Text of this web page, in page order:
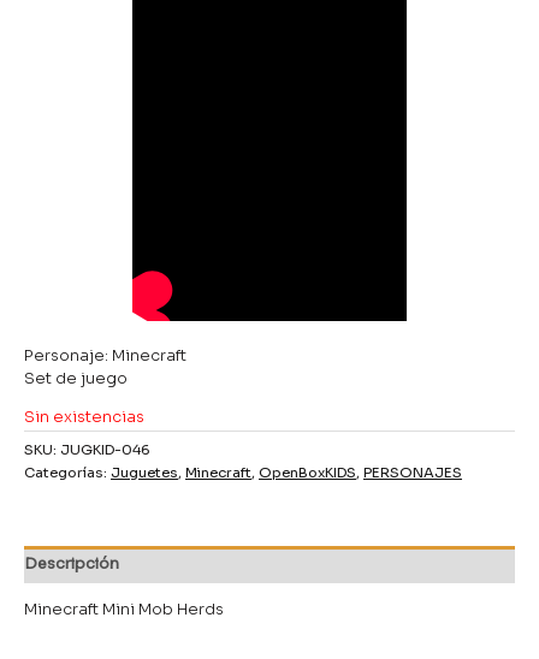
Personaje: Minecraft
Set de juego
Sin existencias
SKU: JUGKID-046
Categorías: Juguetes, Minecraft, OpenBoxKIDS, PERSONAJES
Descripción
Minecraft Mini Mob Herds